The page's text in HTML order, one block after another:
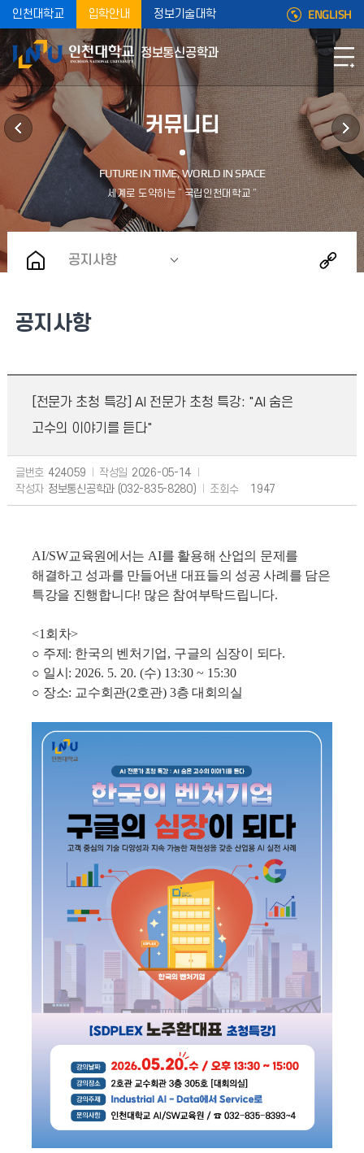
인천대학교 입학안내 정보기술대학 ENGLISH
정보통신공학과
커뮤니티
공지사항
공지사항
[전문가 초청 특강] AI 전문가 초청 특강: "AI 숨은
고수의 이야기를 듣다"
글번호 424059 작성일 2026-05-14
작성자 정보통신공학과 (032-835-8280) 조회수 1947
AI/SW교육원에서는 AI를 활용해 산업의 문제를
해결하고 성과를 만들어낸 대표들의 성공 사례를 담은
특강을 진행합니다! 많은 참여부탁드립니다.
<1 회차>
○ 주제 : 한국의 벤처기업, 구글의 심장이 되다.
○ 일시 : 2026. 5. 20. (수) 13:30 ~ 15:30
○ 장소: 교수회관(2호관) 3층 대회의실